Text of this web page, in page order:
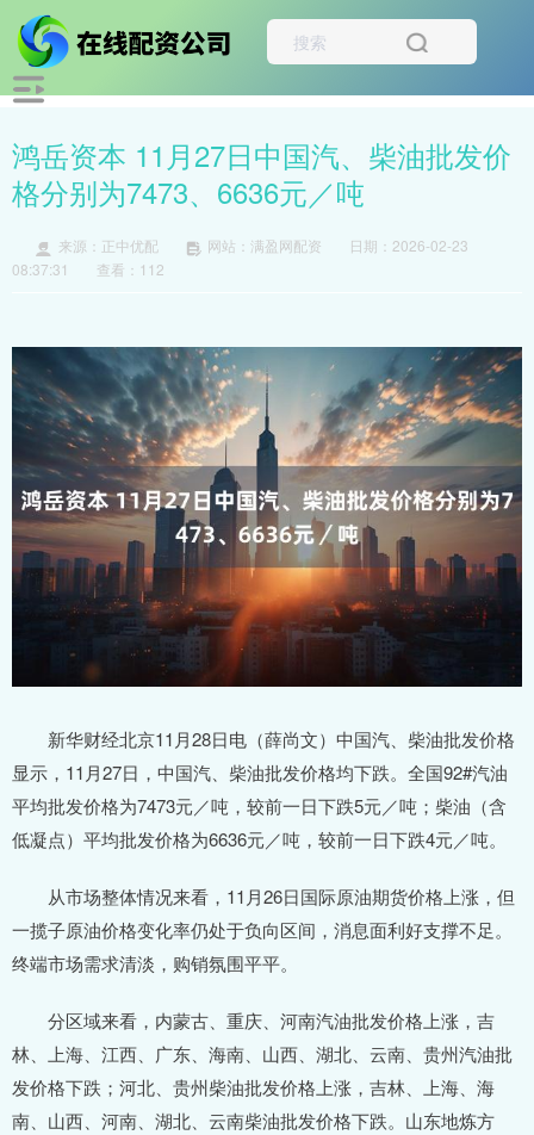
鸿岳资本 11月27日中国汽、柴油批发价
格分别为7473、6636元／吨
来源：正中优配 网站：满盈网配资
日期：2026-02-23
08:37:31
查看：112
新华财经北京11月28日电（薛尚文）中国汽、柴油批发价格
显示，11月27日，中国汽、柴油批发价格均下跌。全国92#汽油
平均批发价格为7473元／吨，较前一日下跌5元／吨；柴油（含
低凝点）平均批发价格为6636元／吨，较前一日下跌4元／吨。
从市场整体情况来看，11月26日国际原油期货价格上涨，但
一揽子原油价格变化率仍处于负向区间，消息面利好支撑不足。
终端市场需求清淡，购销氛围平平。
分区域来看，内蒙古、重庆、河南汽油批发价格上涨，吉
林、上海、江西、广东、海南、山西、湖北、云南、贵州汽油批
发价格下跌；河北、贵州柴油批发价格上涨，吉林、上海、海
南、山西、河南、湖北、云南柴油批发价格下跌。山东地炼方